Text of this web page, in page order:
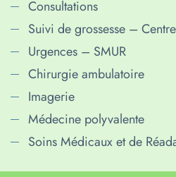
Consultations
Suivi de grossesse –
Urgences – SMUR
Chirurgie ambulatoire
Imagerie
Médecine polyvalente
Soins Médicaux et de